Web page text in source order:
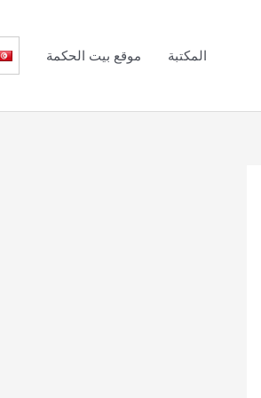
المكتبة موقع بيت الحكمة